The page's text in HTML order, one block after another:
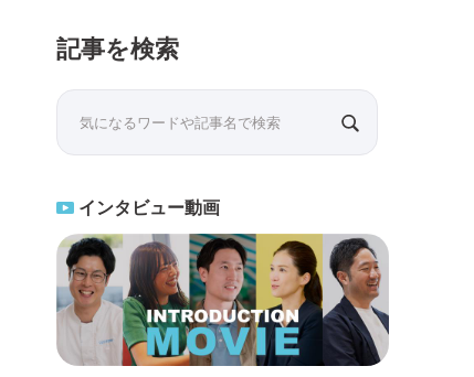
記事を検索
インタビュー動画